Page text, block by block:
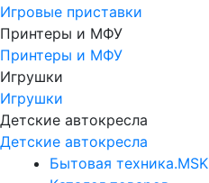
Игровые приставки
Принтеры и МФУ
Принтеры и МФУ
Игрушки
Игрушки
Детские автокресла
Детские автокресла
Бытовая техника.MSK